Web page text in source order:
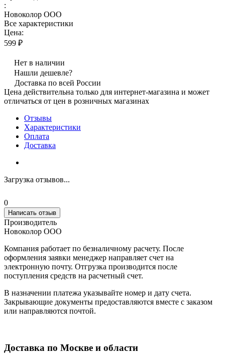
:
Новоколор ООО
Все характеристики
Цена:
599 ₽
Нет в наличии
Нашли дешевле?
Доставка по всей России
Цена действительна только для интернет-магазина и может
отличаться от цен в розничных магазинах
Отзывы
Характеристики
Оплата
Доставка
Загрузка отзывов...
0
Написать отзыв
Производитель
Новоколор ООО
Компания работает по безналичному расчету. После
оформления заявки менеджер направляет счет на
электронную почту. Отгрузка производится после
поступления средств на расчетный счет.
В назначении платежа указывайте номер и дату счета.
Закрывающие документы предоставляются вместе с заказом
или направляются почтой.
Доставка по Москве и области